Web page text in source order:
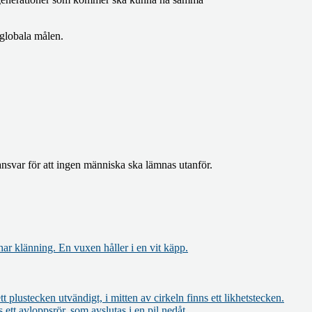
målen.
för att ingen människa ska lämnas utanför.